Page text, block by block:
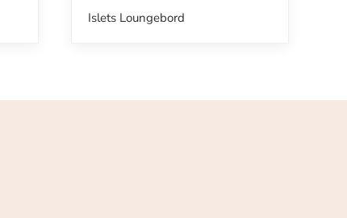
Islets Loungebord